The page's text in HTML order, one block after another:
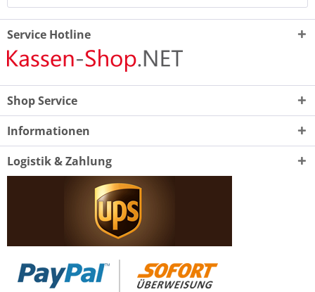
Service Hotline
Shop Service
Informationen
Logistik & Zahlung